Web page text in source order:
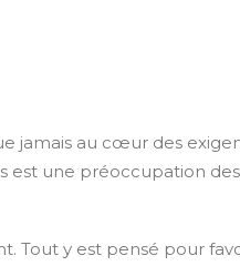
jamais au cœur des
est une préoccupation des
Tout y est pensé pour